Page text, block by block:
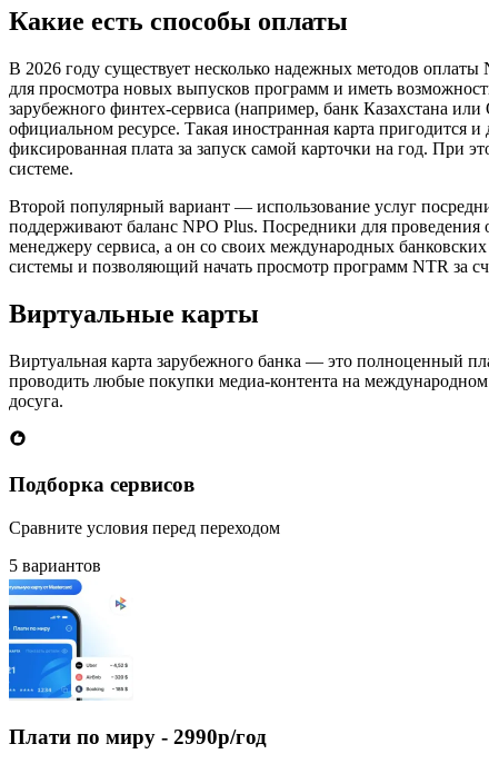
Какие есть способы оплаты
В 2026 году существует несколько надежных методов
для просмотра новых выпусков программ и иметь
зарубежного финтех-сервиса (например, банк Казахстана
официальном ресурсе. Такая иностранная карта пригодится
фиксированная плата за запуск самой карточки на год. При
системе.
Второй популярный вариант — использование услуг
поддерживают баланс NPO Plus. Посредники для
менеджеру сервиса, а он со своих международных
системы и позволяющий начать просмотр программ NTR за
Виртуальные карты
Виртуальная карта зарубежного банка — это полноценный
проводить любые покупки медиа-контента на
досуга.
Подборка сервисов
Сравните условия перед переходом
5 вариантов
Плати по миру - 2990р/год